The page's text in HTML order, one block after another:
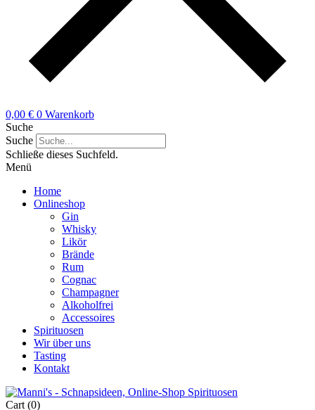
0,00 € 0 Warenkorb
Suche
Suche
Schließe dieses Suchfeld.
Menü
Home
Onlineshop
Gin
Whisky
Likör
Brände
Rum
Cognac
Champagner
Alkoholfrei
Accessoires
Spirituosen
Wir über uns
Tasting
Kontakt
Cart (0)